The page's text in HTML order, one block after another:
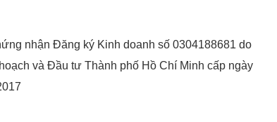
nhận Đăng ký Kinh doanh số 0304188681 do
và Đầu tư Thành phố Hồ Chí Minh cấp ngày